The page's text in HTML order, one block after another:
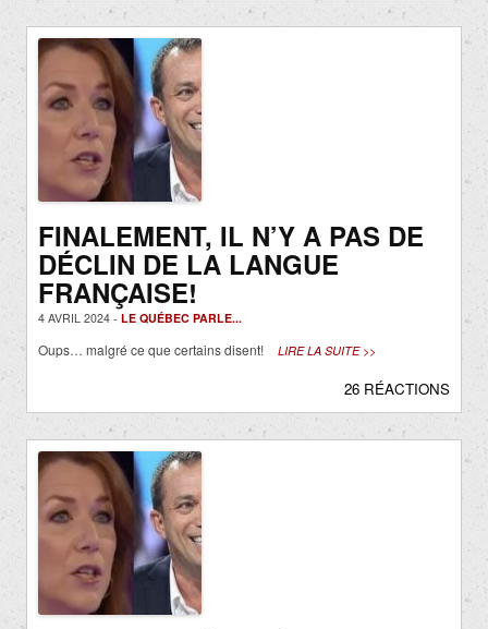
FINALEMENT, IL N’Y A PAS DE
DÉCLIN DE LA LANGUE
FRANÇAISE!
4 AVRIL 2024 - LE QUÉBEC PARLE...
Oups… malgré ce que certains disent! LIRE LA SUITE >>
26 RÉACTIONS